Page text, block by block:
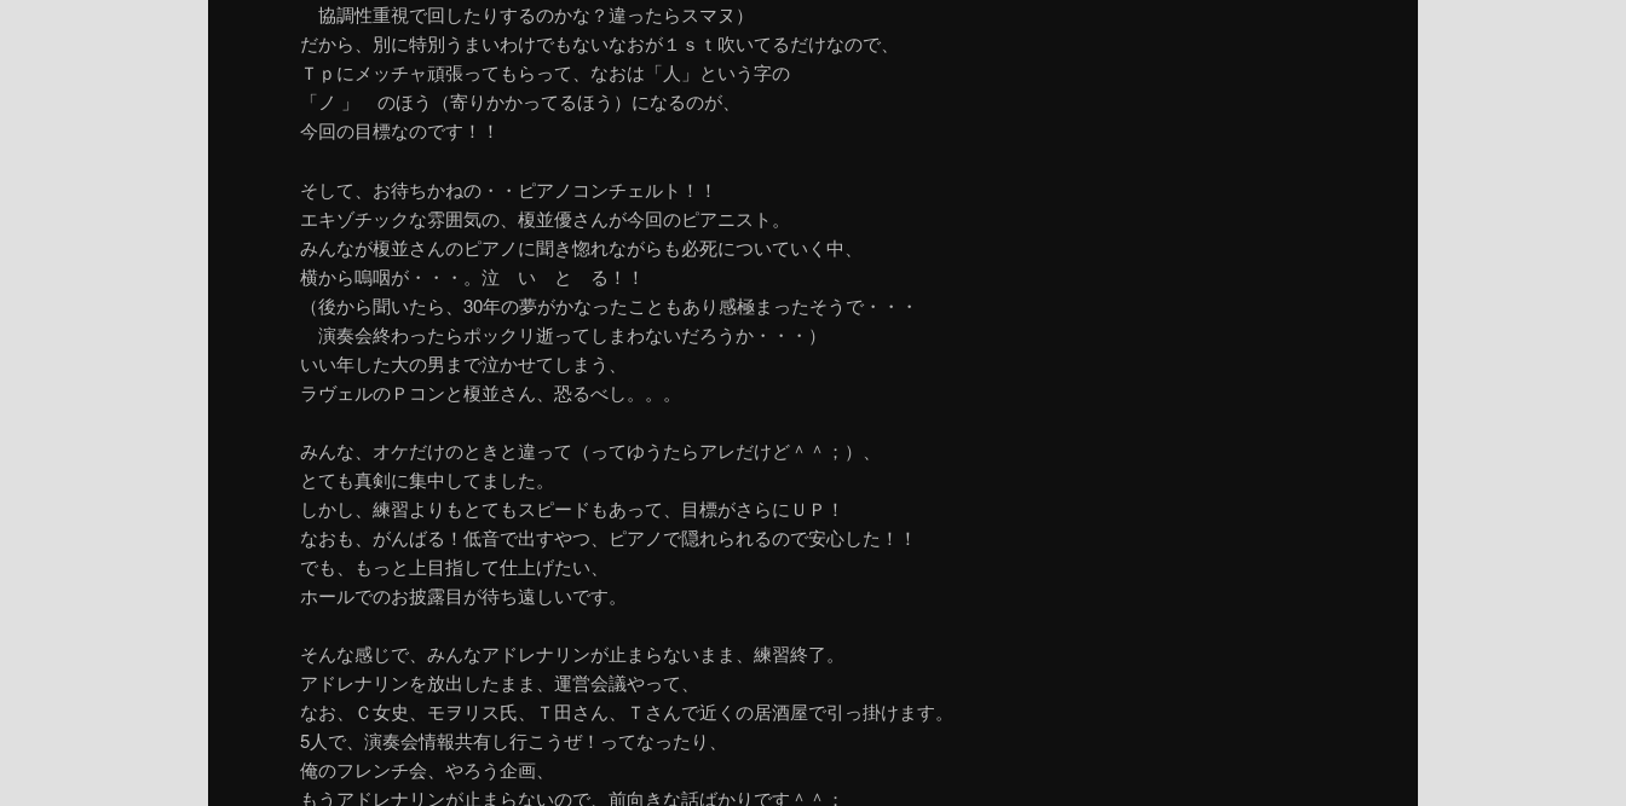
協調性重視で回したりするのかな？違ったらスマヌ）
だから、別に特別うまいわけでもないなおが１ｓｔ吹いてるだけなので、
Ｔｐにメッチャ頑張ってもらって、なおは「人」という字の
「ノ 」 のほう（寄りかかってるほう）になるのが、
今回の目標なのです！！
そして、お待ちかねの・・ピアノコンチェルト！！
エキゾチックな雰囲気の、榎並優さんが今回のピアニスト。
みんなが榎並さんのピアノに聞き惚れながらも必死についていく中、
横から嗚咽が・・・。泣 い と る！！
（後から聞いたら、30年の夢がかなったこともあり感極まったそうで・・・
演奏会終わったらポックリ逝ってしまわないだろうか・・・）
いい年した大の男まで泣かせてしまう、
ラヴェルのＰコンと榎並さん、恐るべし。。。
みんな、オケだけのときと違って（ってゆうたらアレだけど＾＾；）、
とても真剣に集中してました。
しかし、練習よりもとてもスピードもあって、目標がさらにＵＰ！
なおも、がんばる！低音で出すやつ、ピアノで隠れられるので安心した！！
でも、もっと上目指して仕上げたい、
ホールでのお披露目が待ち遠しいです。
そんな感じで、みんなアドレナリンが止まらないまま、練習終了。
アドレナリンを放出したまま、運営会議やって、
なお、Ｃ女史、モヲリス氏、Ｔ田さん、Ｔさんで近くの居酒屋で引っ掛けます。
5人で、演奏会情報共有し行こうぜ！ってなったり、
俺のフレンチ会、やろう企画、
もうアドレナリンが止まらないので、前向きな話ばかりです＾＾；